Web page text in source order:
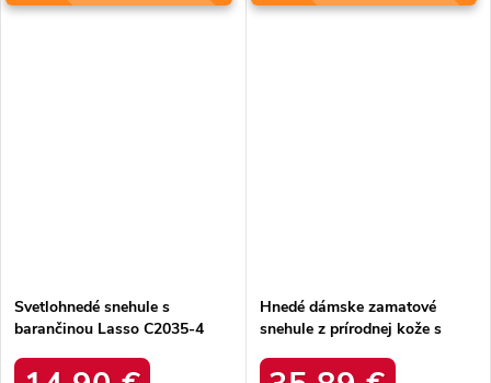
Svetlohnedé snehule s
barančinou Lasso C2035-4
Hnedé dámske zamatové
snehule z prírodnej kože s
produktu W5821 COFFEE